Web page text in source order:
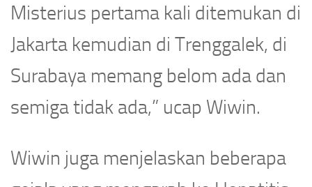
Misterius pertama kali ditemukan di
Jakarta kemudian di Trenggalek, di
Surabaya memang belom ada dan
semiga tidak ada,” ucap Wiwin.
Wiwin juga menjelaskan beberapa